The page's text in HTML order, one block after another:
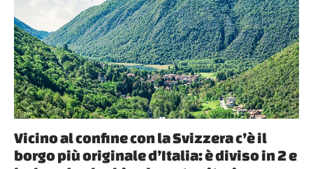
Vicino al confine con la Svizzera c’è il
borgo più originale d’Italia: è diviso in 2 e